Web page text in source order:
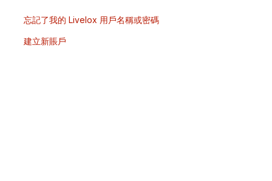
忘記了我的 Livelox 用戶名稱或密碼
建立新賬戶